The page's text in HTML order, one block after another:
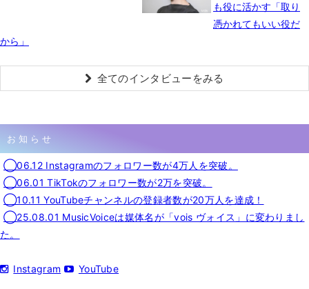
も役に活かす「取り
憑かれてもいい役だ
から」
全てのインタビューをみる
お知らせ
◯06.12 Instagramのフォロワー数が4万人を突破。
◯06.01 TikTokのフォロワー数が2万を突破。
◯10.11 YouTubeチャンネルの登録者数が20万人を達成！
◯25.08.01 MusicVoiceは媒体名が「vois ヴォイス」に変わりまし
た。
Instagram YouTube